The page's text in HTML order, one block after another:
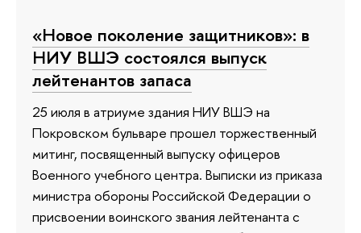
«Новое поколение защитников»: в
НИУ ВШЭ состоялся выпуск
лейтенантов запаса
25 июля в атриуме здания НИУ ВШЭ на
Покровском бульваре прошел торжественный
митинг, посвященный выпуску офицеров
Военного учебного центра. Выписки из приказа
министра обороны Российской Федерации о
присвоении воинского звания лейтенанта с